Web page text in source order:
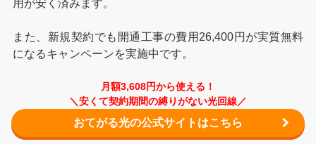
用が安く済みます。
また、新規契約でも開通工事の費用26,400円が実質無料
になるキャンペーンを実施中です。
月額3,608円から使える！
＼安くて契約期間の縛りがない光回線／
おてがる光の公式サイトはこちら